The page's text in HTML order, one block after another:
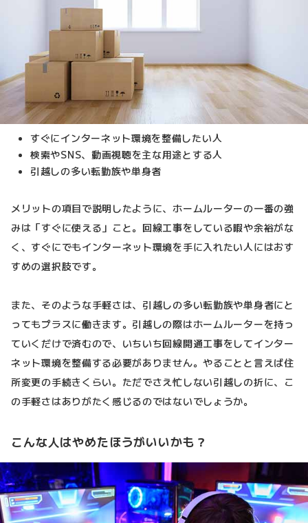
すぐにインターネット環境を整備したい人
検索やSNS、動画視聴を主な用途とする人
引越しの多い転勤族や単身者
メリットの項目で説明したように、ホームルーターの一番の強
みは「すぐに使える」こと。回線工事をしている暇や余裕がな
く、すぐにでもインターネット環境を手に入れたい人にはおす
すめの選択肢です。
また、そのような手軽さは、引越しの多い転勤族や単身者にと
ってもプラスに働きます。引越しの際はホームルーターを持っ
ていくだけで済むので、いちいち回線開通工事をしてインター
ネット環境を整備する必要がありません。やることと言えば住
所変更の手続きくらい。ただでさえ忙しない引越しの折に、こ
の手軽さはありがたく感じるのではないでしょうか。
こんな人はやめたほうがいいかも？